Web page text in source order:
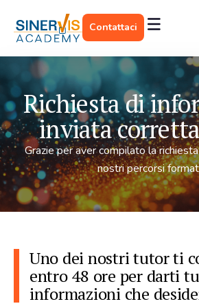
Contattaci
Richiesta di
inviata
Grazie per aver compilato la
nostri percorsi
Uno dei nostri tutor ti
entro 48 ore per darti
informazioni che